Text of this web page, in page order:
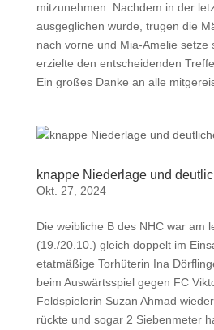
mitzunehmen. Nachdem in der
ausgeglichen wurde, trugen die
nach vorne und Mia-Amelie setze
erzielte den entscheidenden
Ein großes Danke an alle
knappe Niederlage und
Okt. 27, 2024
Die weibliche B des NHC war am
(19./20.10.) gleich doppelt im
etatmäßige Torhüterin Ina
beim Auswärtsspiel gegen FC
Feldspielerin Suzan Ahmad
rückte und sogar 2 Siebenmeter